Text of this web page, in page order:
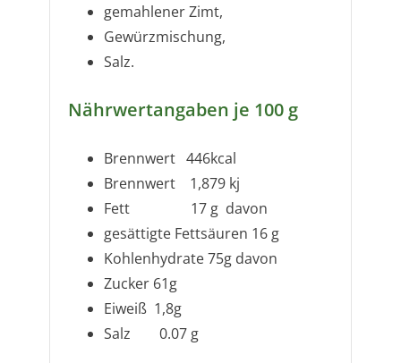
gemahlener Zimt,
Gewürzmischung,
Salz.
Nährwertangaben je 100 g
Brennwert 446kcal
Brennwert 1,879 kj
Fett 17 g davon
gesättigte Fettsäuren 16 g
Kohlenhydrate 75g davon
Zucker 61g
Eiweiß 1,8g
Salz 0.07 g